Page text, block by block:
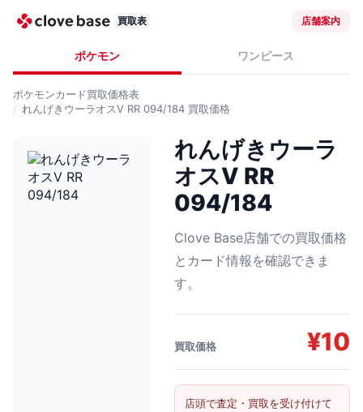
買取表 店舗案内
ポケモン ワンピース
ポケモンカード買取価格表
れんげきウーラオスV RR 094/184 買取価格
れんげきウーラ
オスV RR
094/184
Clove Base店舗での買取価格
とカード情報を確認できま
す。
買取価格 ¥10
店頭で査定・買取を受け付けて